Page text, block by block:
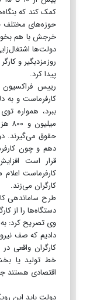
کمک کند که
حوزه‌های مختلف
خرجش با هم
دولت‌ها
روزمزدبگیر و
پیدا کرد.
رییس
کارفرماست و به
ببرد، همواره
حقوق می‌گیرند.
دهم و چون
قرار است
کارفرماست اعلام
کارگران می‌زند.
طرح ساماندهی
دستگاه‌ها را از
وی تصریح کرد:
دادیم که صف
کارگران واقعی
خط تولید یا
اقتصادی هستند
دولت باید این